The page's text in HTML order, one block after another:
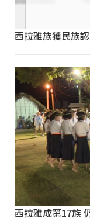
西拉雅族獲民族
西拉雅成第17族